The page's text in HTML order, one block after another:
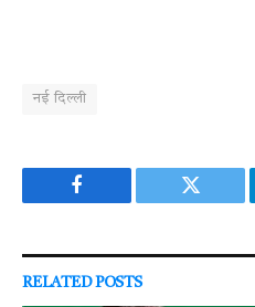
नई दिल्ली
Facebook Twitter
RELATEDPOSTS